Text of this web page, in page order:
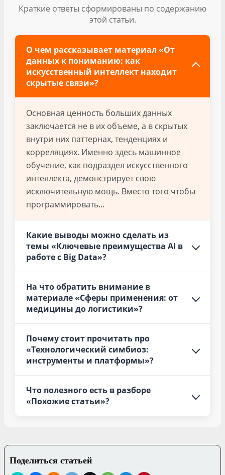
Краткие ответы сформированы по содержанию
этой статьи.
О чем рассказывает материал «От
данных к пониманию: как
искусственный интеллект находит
скрытые связи»?
Основная ценность больших данных
заключается не в их объеме, а в скрытых
внутри них паттернах, тенденциях и
корреляциях. Именно здесь машинное
обучение, как подраздел искусственного
интеллекта, демонстрирует свою
исключительную мощь. Вместо того чтобы
программировать...
Какие выводы можно сделать из
темы «Ключевые преимущества AI в
работе с Big Data»?
На что обратить внимание в
материале «Сферы применения: от
медицины до логистики»?
Почему стоит прочитать про
«Технологический симбиоз:
инструменты и платформы»?
Что полезного есть в разборе
«Похожие статьи»?
Поделиться статьей